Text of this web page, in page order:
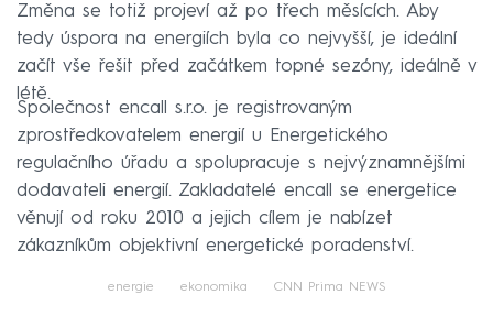
Změna se totiž projeví až po třech měsících. Aby
tedy úspora na energiích byla co nejvyšší, je ideální
začít vše řešit před začátkem topné sezóny, ideálně v
létě.
Společnost encall s.r.o. je registrovaným
zprostředkovatelem energií u Energetického
regulačního úřadu a spolupracuje s nejvýznamnějšími
dodavateli energií. Zakladatelé encall se energetice
věnují od roku 2010 a jejich cílem je nabízet
zákazníkům objektivní energetické poradenství.
energie ekonomika CNN Prima NEWS